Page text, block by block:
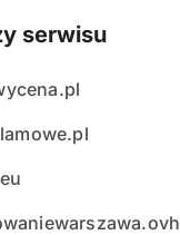
serwisu